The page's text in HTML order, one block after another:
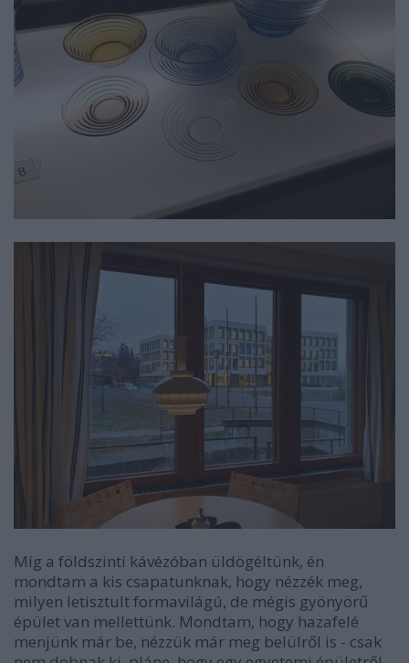
Míg a földszinti kávézóban üldögéltünk, én
mondtam a kis csapatunknak, hogy nézzék meg,
milyen letisztult formavilágú, de mégis gyönyörű
épület van mellettünk. Mondtam, hogy hazafelé
menjünk már be, nézzük már meg belülről is - csak